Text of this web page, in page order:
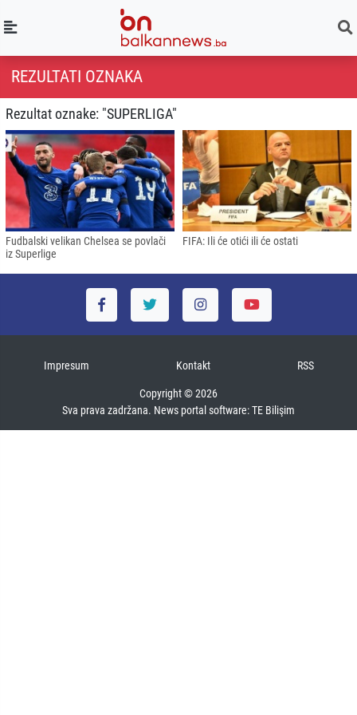
REZULTATI OZNAKA
Rezultat oznake: "SUPERLIGA"
Fudbalski velikan Chelsea se povlači
iz Superlige
FIFA: Ili će otići ili će ostati
Impresum Kontakt RSS
Copyright © 2026
Sva prava zadržana. News portal software:TE Bilişim